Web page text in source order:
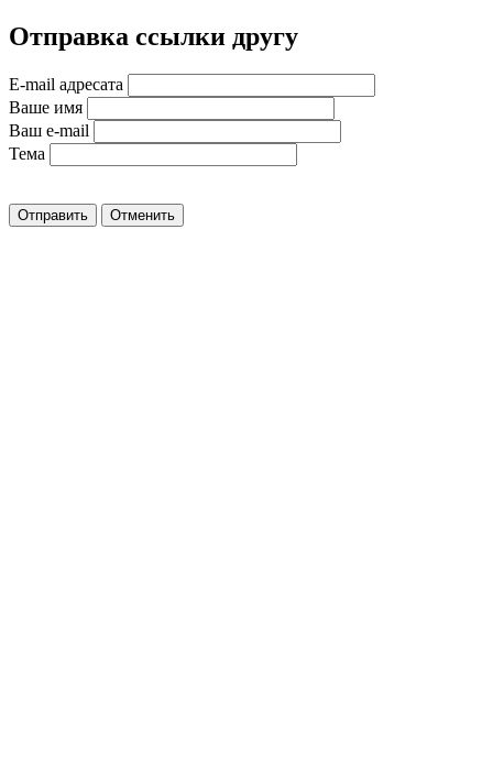
Отправка ссылки другу
E-mail адресата
Ваше имя
Ваш e-mail
Тема
Отправить Отменить